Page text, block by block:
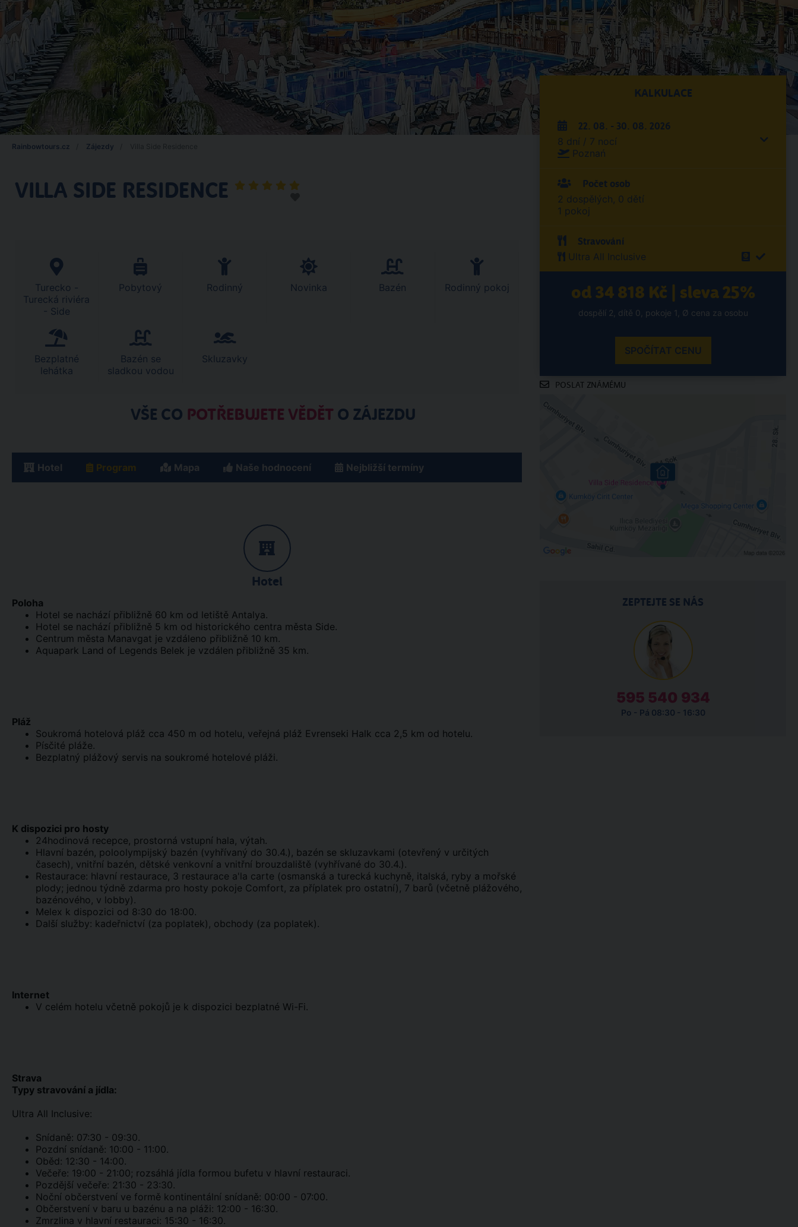
Rainbowtours.cz Zájezdy
VILLA SIDE RESIDENCE
Turecko -
Turecká riviéra
- Side
Pobytový Rodinný Novinka Bazén Rodinný pokoj
Bezplatné
lehátka
Bazén se
sladkou vodou
Skluzavky
VŠE CO POTŘEBUJETE VĚDĚT O ZÁJEZDU
Hotel Program Mapa Naše hodnocení Nejbližší termíny
Hotel
Poloha
Hotel se nachází přibližně 60 km od letiště Antalya.
Hotel se nachází přibližně 5 km od historického centra města Side.
Centrum města Manavgat je vzdáleno přibližně 10 km.
Aquapark Land of Legends Belek je vzdálen přibližně 35 km.
Pláž
Soukromá hotelová pláž cca 450 m od hotelu, veřejná pláž Evrenseki Halk cca 2,5 km od hotelu.
Písčité pláže.
Bezplatný plážový servis na soukromé hotelové pláži.
K dispozici pro hosty
24hodinová recepce, prostorná vstupní hala, výtah.
Hlavní bazén, poloolympijský bazén (vyhřívaný do 30.4.), bazén se skluzavkami (otevřený v určitých
časech), vnitřní bazén, dětské venkovní a vnitřní brouzdaliště (vyhřívané do 30.4.).
Restaurace: hlavní restaurace, 3 restaurace a'la carte (osmanská a turecká kuchyně, italská, ryby a mořské
plody; jednou týdně zdarma pro hosty pokoje Comfort, za příplatek pro ostatní), 7 barů (včetně plážového,
bazénového, v lobby).
Melex k dispozici od 8:30 do 18:00.
Další služby: kadeřnictví (za poplatek), obchody (za poplatek).
Internet
V celém hotelu včetně pokojů je k dispozici bezplatné Wi-Fi.
Strava
Typy stravování a jídla:
Ultra All Inclusive:
Snídaně: 07:30 - 09:30.
Pozdní snídaně: 10:00 - 11:00.
Oběd: 12:30 - 14:00.
Večeře: 19:00 - 21:00; rozsáhlá jídla formou bufetu v hlavní restauraci.
Pozdější večeře: 21:30 - 23:30.
Noční občerstvení ve formě kontinentální snídaně: 00:00 - 07:00.
Občerstvení v baru u bazénu a na pláži: 12:00 - 16:30.
Zmrzlina v hlavní restauraci: 15:30 - 16:30.
KALKULACE
22. 08. - 30. 08. 2026
8 dní / 7 nocí
Poznań
Počet osob
2 dospělých, 0 dětí
1 pokoj
Stravování
Ultra All Inclusive
od 34 818 Kč | sleva 25%
dospělí 2, dítě 0, pokoje 1, Ø cena za osobu
SPOČÍTAT CENU
POSLAT ZNÁMÉMU
ZEPTEJTE SE NÁS
595 540 934
Po - Pá 08:30 - 16:30